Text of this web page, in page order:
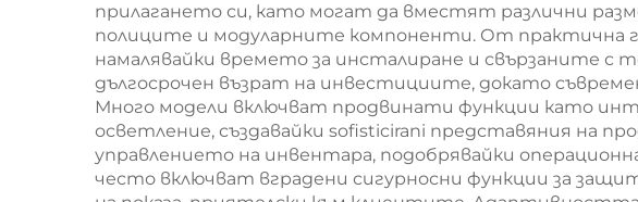
прилагането си, като могат да вместят различни
полиците и модуларните компоненти. От практична
намалявайки времето за инсталиране и свързаните с
дългосрочен възрат на инвестициите, докато
Много модели включват продвинати функции като
осветление, създавайки sofisticirani представяния на
управлението на инвентара, подобрявайки
често включват вградени сигурносни функции за